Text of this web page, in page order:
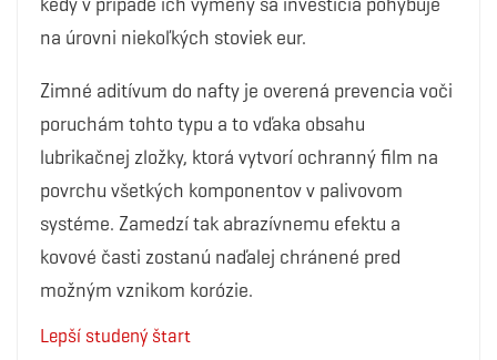
na úrovni niekoľkých stoviek eur.
Zimné aditívum do nafty je overená prevencia voči
poruchám tohto typu a to vďaka obsahu
lubrikačnej zložky, ktorá vytvorí ochranný film na
povrchu všetkých komponentov v palivovom
systéme. Zamedzí tak abrazívnemu efektu a
kovové časti zostanú naďalej chránené pred
možným vznikom korózie.
Lepší studený štart